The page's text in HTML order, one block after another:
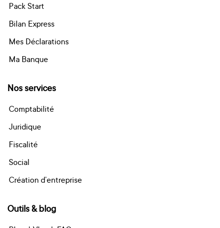
Pack Start
Bilan Express
Mes Déclarations
Ma Banque
Nos services
Comptabilité
Juridique
Fiscalité
Social
Création d’entreprise
Outils & blog